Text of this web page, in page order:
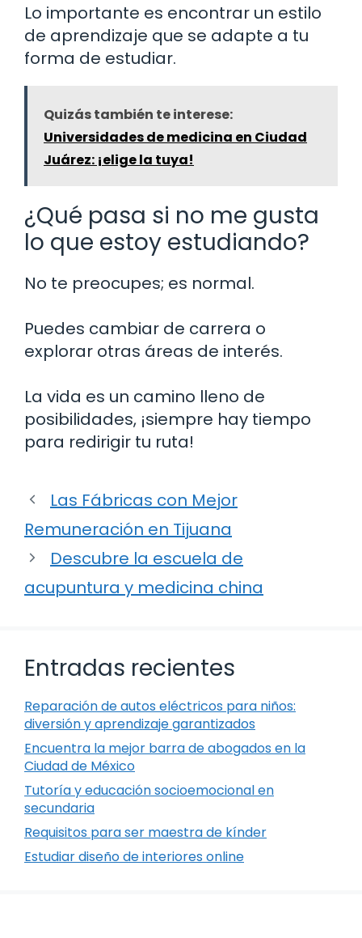
Lo importante es encontrar un estilo
de aprendizaje que se adapte a tu
forma de estudiar.
Quizás también te interese:
Universidades de medicina en Ciudad
Juárez: ¡elige la tuya!
¿Qué pasa si no me gusta
lo que estoy estudiando?
No te preocupes; es normal.
Puedes cambiar de carrera o
explorar otras áreas de interés.
La vida es un camino lleno de
posibilidades, ¡siempre hay tiempo
para redirigir tu ruta!
Las Fábricas con Mejor
Remuneración en Tijuana
Descubre la escuela de
acupuntura y medicina china
Entradas recientes
Reparación de autos eléctricos para niños:
diversión y aprendizaje garantizados
Encuentra la mejor barra de abogados en la
Ciudad de México
Tutoría y educación socioemocional en
secundaria
Requisitos para ser maestra de kínder
Estudiar diseño de interiores online